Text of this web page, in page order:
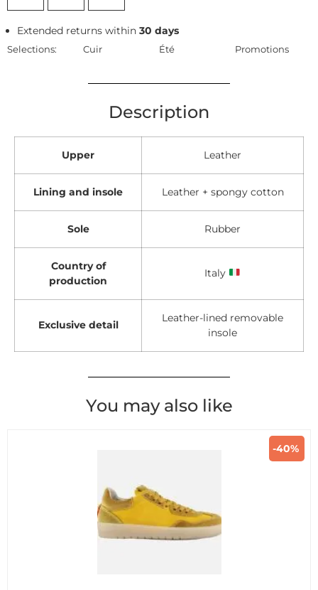
Extended returns within30 days
Selections: Cuir Été Promotions
Description
Upper Leather
Lining and insole Leather + spongy cotton
Sole Rubber
Country of
production
Italy
Exclusive detail
Leather-lined removable
insole
You may also like
-40%